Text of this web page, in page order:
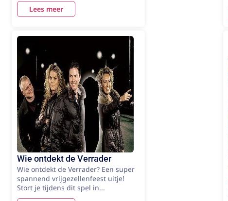
Lees meer
Wie ontdekt de Verrader
Wie ontdekt de Verrader? Een super
spannend vrijgezellenfeest uitje!
Stort je tijdens dit spel in...